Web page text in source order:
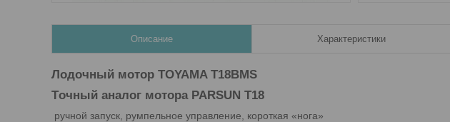
Описание Характеристики
Лодочный мотор TOYAMA T18BMS
Tочный аналог мотора PARSUN T18
ручной запуск, румпельное управление, короткая «нога»